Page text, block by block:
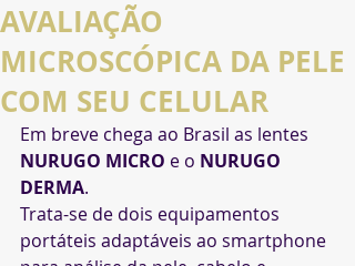
AVALIAÇÃO
MICROSCÓPICA DA PELE
COM SEU CELULAR
Em breve chega ao Brasil as lentes
NURUGO MICRO e o NURUGO
DERMA.
Trata-se de dois equipamentos
portáteis adaptáveis ao smartphone